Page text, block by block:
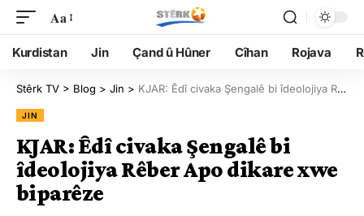
Aa
Kurdistan Jin Çand û Hûner Cîhan Rojava
Stêrk TV > Blog > Jin > KJAR: Êdî civaka Şengalê bi îdeolojiya Rêber Apo dikare xwe biparêze
JIN
KJAR: Êdî civaka Şengalê bi
îdeolojiya Rêber Apo dikare xwe
biparêze